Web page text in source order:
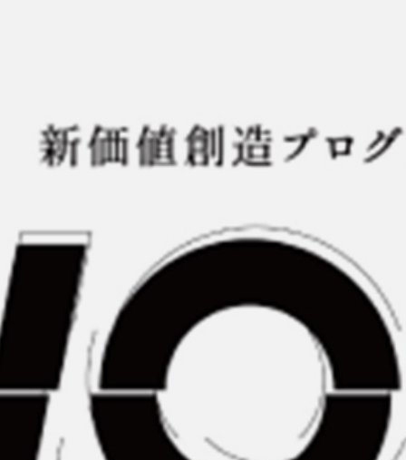
who we are
what we do
projects